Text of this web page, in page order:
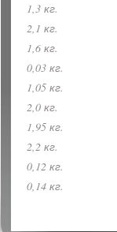
1,3 кг.
2,1 кг.
1,6 кг.
0,03 кг.
1,05 кг.
2,0 кг.
1,95 кг.
2,2 кг.
0,12 кг.
0,14 кг.